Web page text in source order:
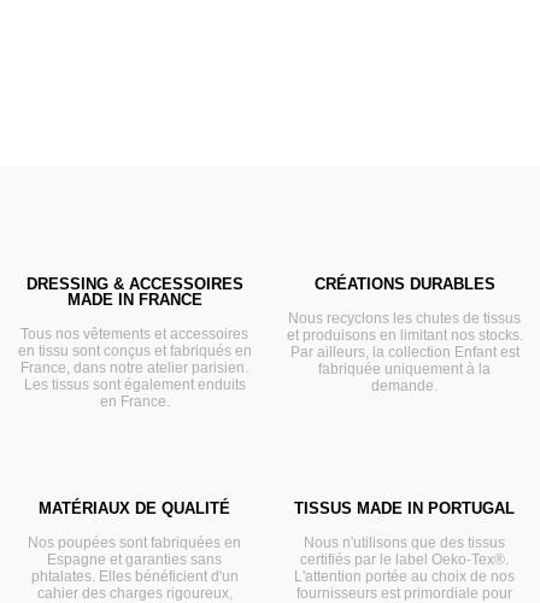
DRESSING & ACCESSOIRES
MADE IN FRANCE
Tous nos vêtements et accessoires
en tissu sont conçus et fabriqués en
France, dans notre atelier parisien.
Les tissus sont également enduits
en France.
CRÉATIONS DURABLES
Nous recyclons les chutes de tissus
et produisons en limitant nos stocks.
Par ailleurs, la collection Enfant est
fabriquée uniquement à la
demande.
MATÉRIAUX DE QUALITÉ
Nos poupées sont fabriquées en
Espagne et garanties sans
phtalates. Elles bénéficient d'un
cahier des charges rigoureux,
TISSUS MADE IN PORTUGAL
Nous n'utilisons que des tissus
certifiés par le label Oeko-Tex®.
L'attention portée au choix de nos
fournisseurs est primordiale pour